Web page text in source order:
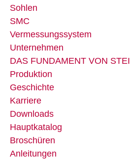
Sohlen
SMC
Vermessungssystem
Unternehmen
DAS FUNDAMENT VON
Produktion
Geschichte
Karriere
Downloads
Hauptkatalog
Broschüren
Anleitungen